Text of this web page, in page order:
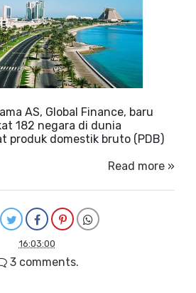
AS, Global Finance, baru
182 negara di dunia
produk domestik bruto (PDB)
Read more »
16:03:00
3 comments.